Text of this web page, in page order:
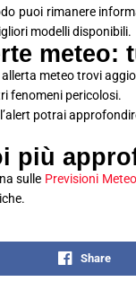
puoi rimanere
modelli disponibili.
meteo:
allerta meteo trovi
fenomeni pericolosi.
potrai
più
sulle Previsioni
Share